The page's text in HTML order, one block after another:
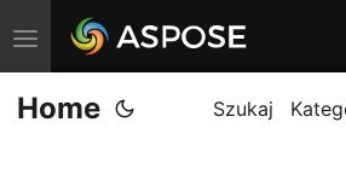
P
r
z
Home Szukaj